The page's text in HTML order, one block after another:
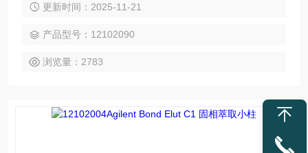
更新时间：2025-11-21
产品型号：12102090
浏览量：2783